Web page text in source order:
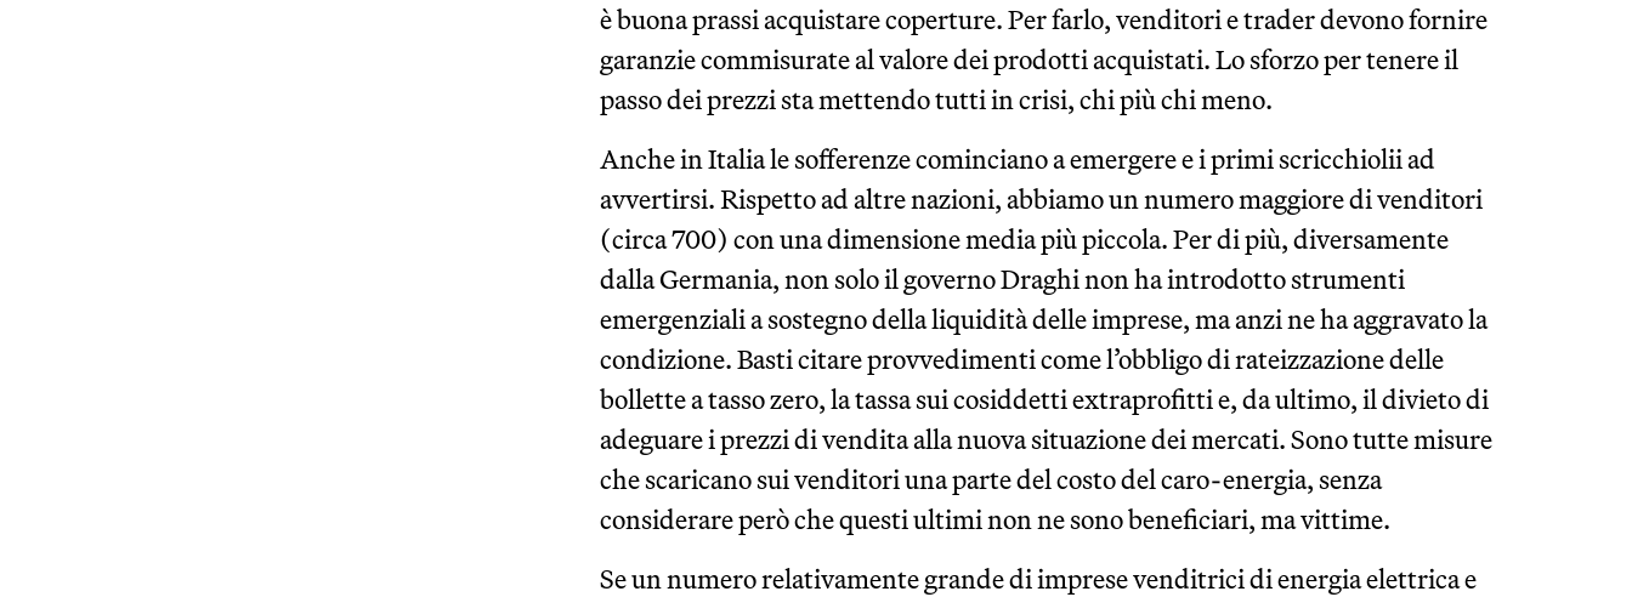
è buona prassi acquistare coperture. Per farlo, venditori e trader devono fornire
garanzie commisurate al valore dei prodotti acquistati. Lo sforzo per tenere il
passo dei prezzi sta mettendo tutti in crisi, chi più chi meno.
Anche in Italia le sofferenze cominciano a emergere e i primi scricchiolii ad
avvertirsi. Rispetto ad altre nazioni, abbiamo un numero maggiore di venditori
(circa 700) con una dimensione media più piccola. Per di più, diversamente
dalla Germania, non solo il governo Draghi non ha introdotto strumenti
emergenziali a sostegno della liquidità delle imprese, ma anzi ne ha aggravato la
condizione. Basti citare provvedimenti come l’obbligo di rateizzazione delle
bollette a tasso zero, la tassa sui cosiddetti extraprofitti e, da ultimo, il divieto di
adeguare i prezzi di vendita alla nuova situazione dei mercati. Sono tutte misure
che scaricano sui venditori una parte del costo del caro-energia, senza
considerare però che questi ultimi non ne sono beneficiari, ma vittime.
Se un numero relativamente grande di imprese venditrici di energia elettrica e